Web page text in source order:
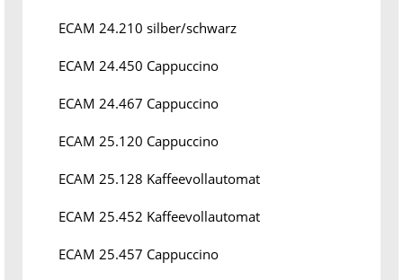
ECAM 24.210 silber/schwarz
ECAM 24.450 Cappuccino
ECAM 24.467 Cappuccino
ECAM 25.120 Cappuccino
ECAM 25.128 Kaffeevollautomat
ECAM 25.452 Kaffeevollautomat
ECAM 25.457 Cappuccino